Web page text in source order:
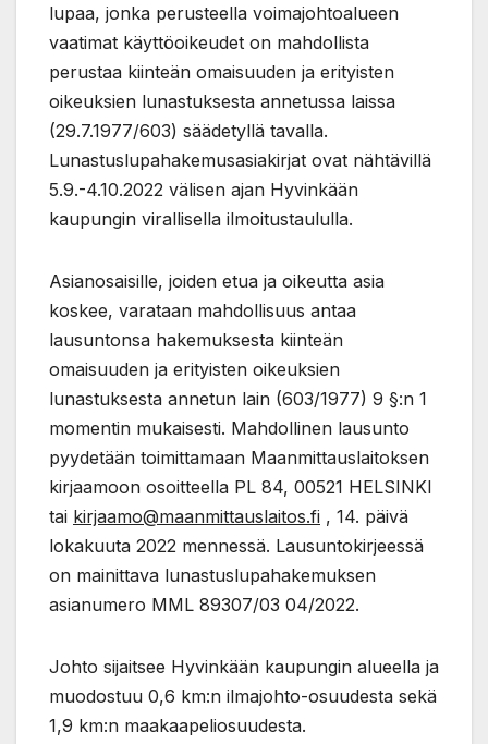
lupaa, jonka perusteella voimajohtoalueen
vaatimat käyttöoikeudet on mahdollista
perustaa kiinteän omaisuuden ja erityisten
oikeuksien lunastuksesta annetussa laissa
(29.7.1977/603) säädetyllä tavalla.
Lunastuslupahakemusasiakirjat ovat nähtävillä
5.9.-4.10.2022 välisen ajan Hyvinkään
kaupungin virallisella ilmoitustaululla.
Asianosaisille, joiden etua ja oikeutta asia
koskee, varataan mahdollisuus antaa
lausuntonsa hakemuksesta kiinteän
omaisuuden ja erityisten oikeuksien
lunastuksesta annetun lain (603/1977) 9 §:n 1
momentin mukaisesti. Mahdollinen lausunto
pyydetään toimittamaan Maanmittauslaitoksen
kirjaamoon osoitteella PL 84, 00521 HELSINKI
tai kirjaamo@maanmittauslaitos.fi , 14. päivä
lokakuuta 2022 mennessä. Lausuntokirjeessä
on mainittava lunastuslupahakemuksen
asianumero MML 89307/03 04/2022.
Johto sijaitsee Hyvinkään kaupungin alueella ja
muodostuu 0,6 km:n ilmajohto-osuudesta sekä
1,9 km:n maakaapeliosuudesta.